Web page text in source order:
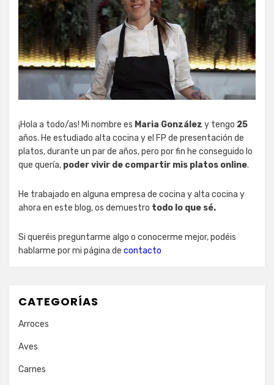
¡Hola a todo/as! Mi nombre es Maria González y tengo 25
años. He estudiado alta cocina y el FP de presentación de
platos, durante un par de años, pero por fin he conseguido lo
que quería, poder vivir de compartir mis platos online.
He trabajado en alguna empresa de cocina y alta cocina y
ahora en este blog, os demuestro todo lo que sé.
Si queréis preguntarme algo o conocerme mejor, podéis
hablarme por mi página de contacto
CATEGORÍAS
Arroces
Aves
Carnes